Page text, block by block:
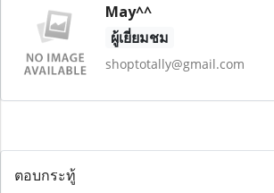
May^^
ผู้เยี่ยมชม
shoptotally@gmail.com
ตอบกระทู้